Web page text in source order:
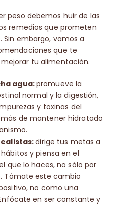
peso debemos huir de las
remedios que prometen
Sin embargo, vamos a
que te
tu alimentación.
agua:promueve la
normal y la digestión,
y toxinas del
de mantener hidratado
dirige tus metas a
y piensa en el
que lo haces, no sólo por
Tómate este cambio
no como una
en ser constante y